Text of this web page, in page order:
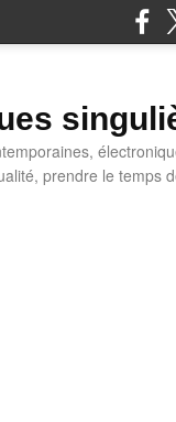
prendre le temps